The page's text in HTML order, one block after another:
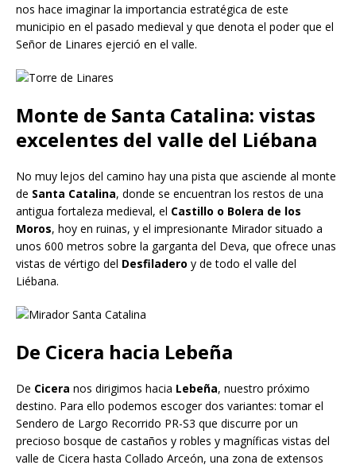
nos hace imaginar la importancia estratégica de este
municipio en el pasado medieval y que denota el poder que el
Señor de Linares ejerció en el valle.
Monte de Santa Catalina: vistas
excelentes del valle del Liébana
No muy lejos del camino hay una pista que asciende al monte
de Santa Catalina, donde se encuentran los restos de una
antigua fortaleza medieval, el Castillo o Bolera de los
Moros, hoy en ruinas, y el impresionante Mirador situado a
unos 600 metros sobre la garganta del Deva, que ofrece unas
vistas de vértigo del Desfiladero y de todo el valle del
Liébana.
De Cicera hacia Lebeña
De Cicera nos dirigimos hacia Lebeña, nuestro próximo
destino. Para ello podemos escoger dos variantes: tomar el
Sendero de Largo Recorrido PR-S3 que discurre por un
precioso bosque de castaños y robles y magníficas vistas del
valle de Cicera hasta Collado Arceón, una zona de extensos